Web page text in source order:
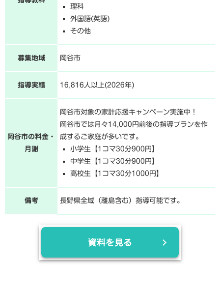
理科
外国語(英語)
その他
募集地域 岡谷市
指導実績 16,816人以上(2026年)
岡谷市の料金・
月謝
岡谷市対象の家計応援キャンペーン実施中！
岡谷市では月々14,000円前後の指導プランを作
成するご家庭が多いです。
小学生【1コマ30分900円】
中学生【1コマ30分900円】
高校生【1コマ30分1000円】
備考 長野県全域（離島含む）指導可能です。
資料を見る